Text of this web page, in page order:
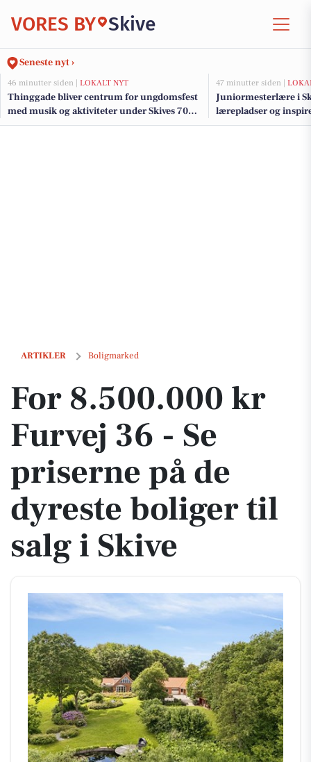
VORES BY Skive
Seneste nyt ›
46 minutter siden | LOKALT NYT
Thinggade bliver centrum for ungdomsfest
med musik og aktiviteter under Skives 700-
års jubilæum
47 minutter siden |
Juniormesterlære i
lærepladser og
samarbejde
ARTIKLER Boligmarked
For 8.500.000 kr Furvej 36 - Se priserne på de dyreste boliger til salg
For 8.500.000 kr
Furvej 36 - Se
priserne på de
dyreste boliger til
salg i Skive